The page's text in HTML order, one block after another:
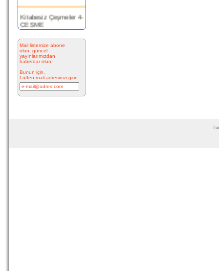
ÇEŞME
Resimde
görülen
çarşı
bitiminde...
Mail listemize abone
olun, güncel
yayınlarımızdan
haberdar olun!
Bunun için,
Lütfen mail adresinizi girin.